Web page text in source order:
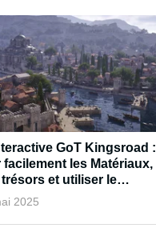
GoT Kingsroad :
facilement les Matériaux,
et utiliser le
rapide
2025